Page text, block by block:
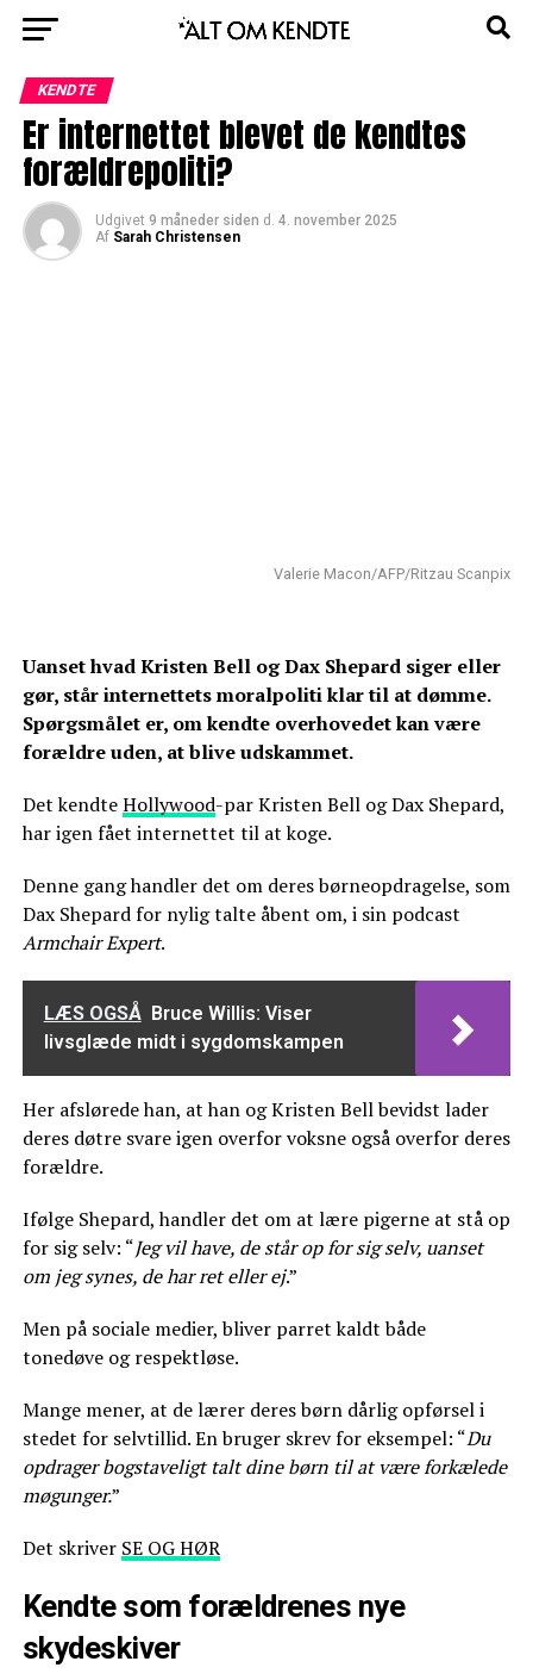
KENDTE
Er internettet blevet de kendtes
forældrepoliti?
Udgivet 9 måneder siden d. 4. november 2025
Af Sarah Christensen
Valerie Macon/AFP/Ritzau Scanpix
Uanset hvad Kristen Bell og Dax Shepard siger eller
gør, står internettets moralpoliti klar til at dømme.
Spørgsmålet er, om kendte overhovedet kan være
forældre uden, at blive udskammet.
Det kendteHollywood-par Kristen Bell og Dax Shepard,
har igen fået internettet til at koge.
Denne gang handler det om deres børneopdragelse, som
Dax Shepard for nylig talte åbent om, i sin podcast
Armchair Expert.
LÆS OGSÅ Bruce Willis: Viser
livsglæde midt i sygdomskampen
Her afslørede han, at han og Kristen Bell bevidst lader
deres døtre svare igen overfor voksne også overfor deres
forældre.
Ifølge Shepard, handler det om at lære pigerne at stå op
for sig selv: “Jeg vil have, de står op for sig selv, uanset
om jeg synes, de har ret eller ej.”
Men på sociale medier, bliver parret kaldt både
tonedøve og respektløse.
Mange mener, at de lærer deres børn dårlig opførsel i
stedet for selvtillid. En bruger skrev for eksempel: “Du
opdrager bogstaveligt talt dine børn til at være forkælede
møgunger.”
Det skriver SE OG HØR
Kendte som forældrenes nye
skydeskiver